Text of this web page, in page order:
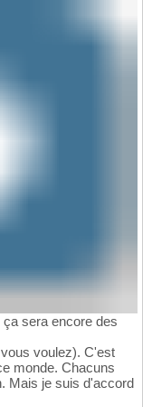
sera encore des
voulez). C'est
monde. Chacuns
Mais je suis d'accord